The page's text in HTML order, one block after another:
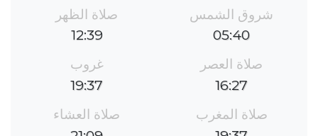
شروق الشمس
05:40
صلاة الظهر
12:39
صلاة العصر
16:27
غروب
19:37
صلاة المغرب
صلاة العشاء